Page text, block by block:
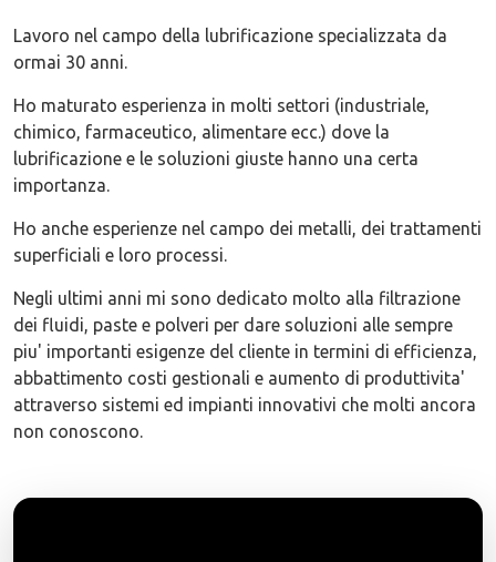
Lavoro nel campo della lubrificazione specializzata da
ormai 30 anni.
Ho maturato esperienza in molti settori (industriale,
chimico, farmaceutico, alimentare ecc.) dove la
lubrificazione e le soluzioni giuste hanno una certa
importanza.
Ho anche esperienze nel campo dei metalli, dei trattamenti
superficiali e loro processi.
Negli ultimi anni mi sono dedicato molto alla filtrazione
dei fluidi, paste e polveri per dare soluzioni alle sempre
piu' importanti esigenze del cliente in termini di efficienza,
abbattimento costi gestionali e aumento di produttivita'
attraverso sistemi ed impianti innovativi che molti ancora
non conoscono.